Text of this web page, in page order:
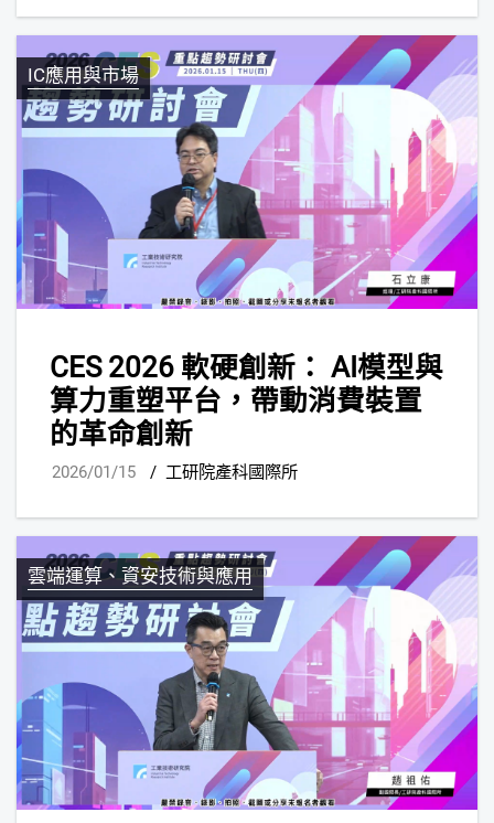
IC應用與市場
CES 2026 軟硬創新： AI模型與
算力重塑平台，帶動消費裝置
的革命創新
2026/01/15 / 工研院產科國際所
雲端運算、資安技術與應用